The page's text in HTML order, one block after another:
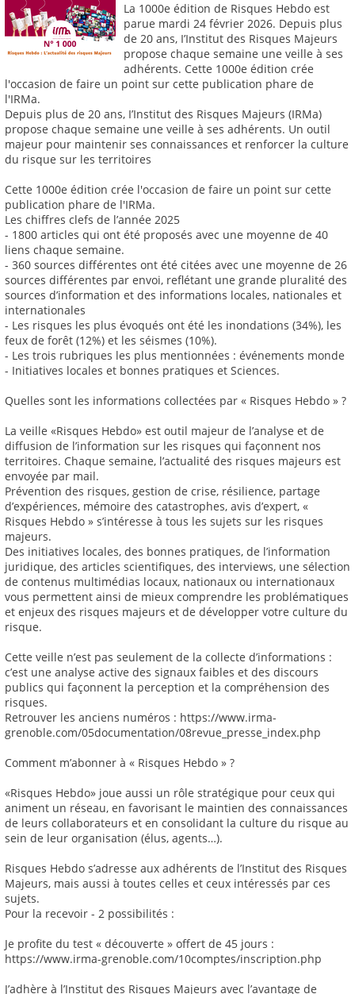
La 1000e édition de Risques Hebdo est
parue mardi 24 février 2026. Depuis plus
de 20 ans, I’Institut des Risques Majeurs
propose chaque semaine une veille à ses
adhérents. Cette 1000e édition crée
l'occasion de faire un point sur cette publication phare de
l'IRMa.
Depuis plus de 20 ans, I’Institut des Risques Majeurs (IRMa)
propose chaque semaine une veille à ses adhérents. Un outil
majeur pour maintenir ses connaissances et renforcer la culture
du risque sur les territoires
Cette 1000e édition crée l'occasion de faire un point sur cette
publication phare de l'IRMa.
Les chiffres clefs de l’année 2025
- 1800 articles qui ont été proposés avec une moyenne de 40
liens chaque semaine.
- 360 sources différentes ont été citées avec une moyenne de 26
sources différentes par envoi, reflétant une grande pluralité des
sources d’information et des informations locales, nationales et
internationales
- Les risques les plus évoqués ont été les inondations (34%), les
feux de forêt (12%) et les séismes (10%).
- Les trois rubriques les plus mentionnées : événements monde
- Initiatives locales et bonnes pratiques et Sciences.
Quelles sont les informations collectées par « Risques Hebdo » ?
La veille «Risques Hebdo» est outil majeur de l’analyse et de
diffusion de l’information sur les risques qui façonnent nos
territoires. Chaque semaine, l’actualité des risques majeurs est
envoyée par mail.
Prévention des risques, gestion de crise, résilience, partage
d’expériences, mémoire des catastrophes, avis d’expert, «
Risques Hebdo » s’intéresse à tous les sujets sur les risques
majeurs.
Des initiatives locales, des bonnes pratiques, de l’information
juridique, des articles scientifiques, des interviews, une sélection
de contenus multimédias locaux, nationaux ou internationaux
vous permettent ainsi de mieux comprendre les problématiques
et enjeux des risques majeurs et de développer votre culture du
risque.
Cette veille n’est pas seulement de la collecte d’informations :
c’est une analyse active des signaux faibles et des discours
publics qui façonnent la perception et la compréhension des
risques.
Retrouver les anciens numéros : https://www.irma-
grenoble.com/05documentation/08revue_presse_index.php
Comment m’abonner à « Risques Hebdo » ?
«Risques Hebdo» joue aussi un rôle stratégique pour ceux qui
animent un réseau, en favorisant le maintien des connaissances
de leurs collaborateurs et en consolidant la culture du risque au
sein de leur organisation (élus, agents…).
Risques Hebdo s’adresse aux adhérents de l’Institut des Risques
Majeurs, mais aussi à toutes celles et ceux intéressés par ces
sujets.
Pour la recevoir - 2 possibilités :
Je profite du test « découverte » offert de 45 jours :
https://www.irma-grenoble.com/10comptes/inscription.php
J’adhère à l’Institut des Risques Majeurs avec l’avantage de